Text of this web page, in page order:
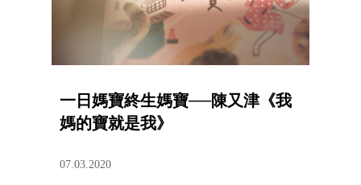
一日媽寶終生媽寶──陳又津《我
媽的寶就是我》
07.03.2020